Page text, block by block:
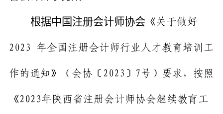
根据中国注册会计师协会《关于做好
2023 年全国注册会计师行业人才教育培训工
作的通知》（会协〔 2023 〕 7号）要求，按照
《2023年陕西省注册会计师协会继续教育工